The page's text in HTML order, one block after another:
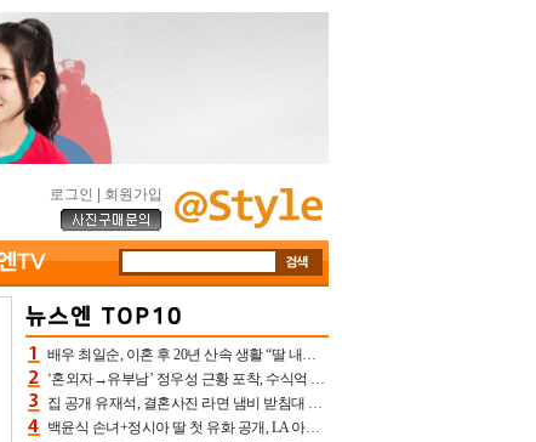
로그인 회원가입
배우 최일순, 이혼 후 20년 산속 생활 “딸 내가 버렸다고 원망‥맘 아파”(특종)[어제TV]
‘혼외자→유부남’ 정우성 근황 포착, 수식억 해킹 피해 후배 만났다 “존경하는”
집 공개 유재석, 결혼사진 라면 냄비 받침대 되고 분노‥가족사진도 피해(놀뭐)[어제TV]
백윤식 손녀+정시아 딸 첫 유화 공개, LA 아트쇼→서울국제조각페스타 작가다운 수준급 실력